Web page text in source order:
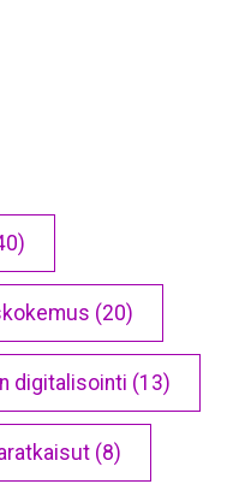
(20)
digitalisointi (13)
(8)